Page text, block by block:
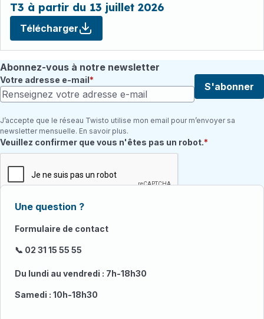
T3 à partir du 13 juillet 2026
Télécharger
Abonnez-vous à notre newsletter
Votre adresse e-mail
S'abonner
J’accepte que le réseau Twisto utilise mon email pour m’envoyer sa
newsletter mensuelle. En savoir plus.
Champ requis
Veuillez confirmer que vous n'êtes pas un robot.
Une question ?
Formulaire de contact
📞 02 31 15 55 55
Du lundi au vendredi : 7h-18h30
Samedi : 10h-18h30